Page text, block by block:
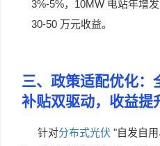
3%-5%， 10MW 电站年增发
30-50 万元收益。
三、政策适配优化：
补贴双驱动，收益提
针对分布式光伏 "自发自